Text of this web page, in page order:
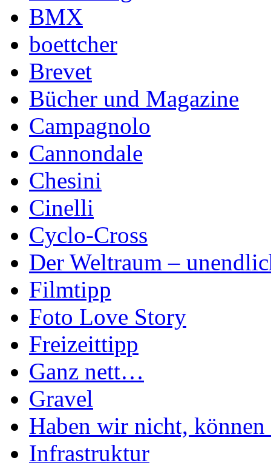
BMX
boettcher
Brevet
Bücher und Magazine
Campagnolo
Cannondale
Chesini
Cinelli
Cyclo-Cross
Der Weltraum –
Filmtipp
Foto Love Story
Freizeittipp
Ganz nett…
Gravel
Haben wir nicht,
Infrastruktur